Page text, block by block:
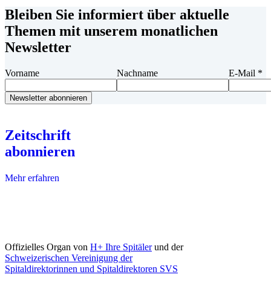
Bleiben Sie informiert über aktuelle
Themen mit unserem monatlichen
Newsletter
Vorname Nachname E-Mail *
Zeitschrift
abonnieren
Mehr erfahren
Offizielles Organ von H+ Ihre Spitälerund der
Schweizerischen Vereinigung der
Spitaldirektorinnen und Spitaldirektoren SVS